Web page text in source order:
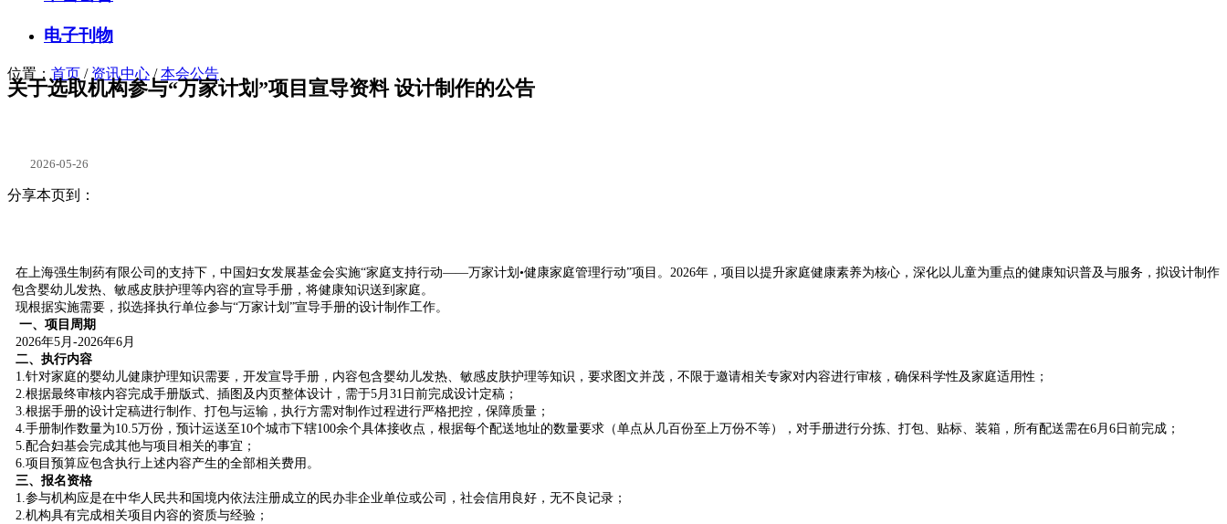
电子刊物
位置： 首页 / 资讯中心 /本会公告
关于选取机构参与“万家计划”项目宣导资料 设计制作的公告
2026-05-26
分享本页到：
在上海强生制药有限公司的支持下，中国妇女发展基金会实施“家庭支持行动——万家计划•健康家庭管理行动”项目。2026年，项目以提升家庭健康素养为核心，深化以儿童为重点的健康知识普及与服务，拟设计制作
包含婴幼儿发热、敏感皮肤护理等内容的宣导手册，将健康知识送到家庭。
现根据实施需要，拟选择执行单位参与“万家计划”宣导手册的设计制作工作。
一、项目周期
2026年5月-2026年6月
二、执行内容
1.针对家庭的婴幼儿健康护理知识需要，开发宣导手册，内容包含婴幼儿发热、敏感皮肤护理等知识，要求图文并茂，不限于邀请相关专家对内容进行审核，确保科学性及家庭适用性；
2.根据最终审核内容完成手册版式、插图及内页整体设计，需于5月31日前完成设计定稿；
3.根据手册的设计定稿进行制作、打包与运输，执行方需对制作过程进行严格把控，保障质量；
4.手册制作数量为10.5万份，预计运送至10个城市下辖100余个具体接收点，根据每个配送地址的数量要求（单点从几百份至上万份不等），对手册进行分拣、打包、贴标、装箱，所有配送需在6月6日前完成；
5.配合妇基会完成其他与项目相关的事宜；
6.项目预算应包含执行上述内容产生的全部相关费用。
三、报名资格
1.参与机构应是在中华人民共和国境内依法注册成立的民办非企业单位或公司，社会信用良好，无不良记录；
2.机构具有完成相关项目内容的资质与经验；